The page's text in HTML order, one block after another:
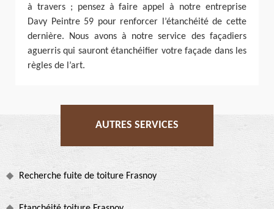
à travers ; pensez à faire appel à notre entreprise
Davy Peintre 59 pour renforcer l’étanchéité de cette
dernière. Nous avons à notre service des façadiers
aguerris qui sauront étanchéifier votre façade dans les
règles de l’art.
AUTRES SERVICES
Recherche fuite de toiture Frasnoy